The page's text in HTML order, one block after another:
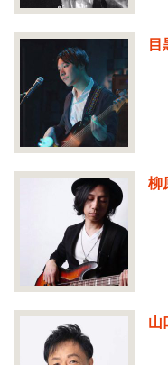
目
柳
山